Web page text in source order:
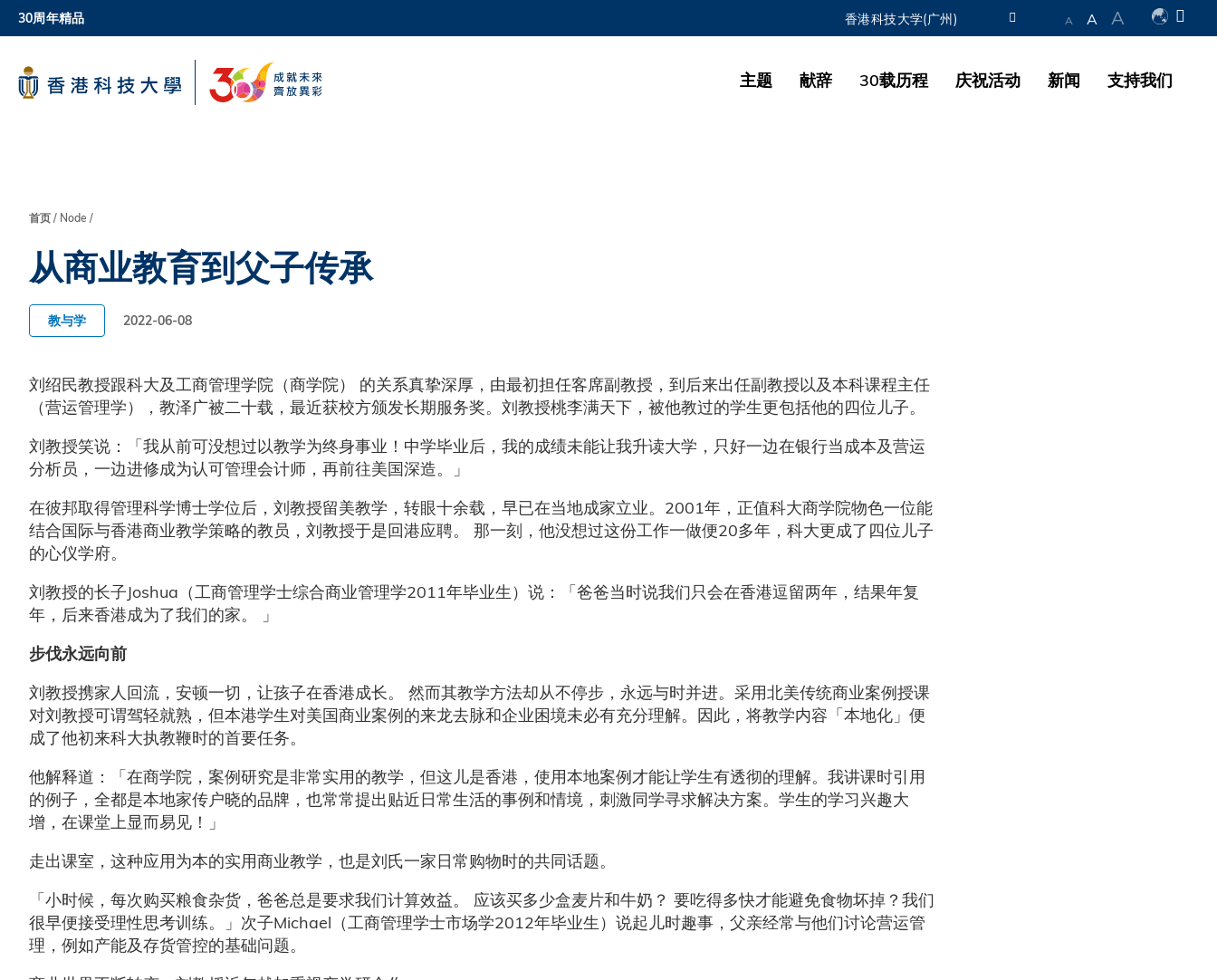
Skip
to
content
更多科大概览
科大新闻 生活@科大 图书馆
30周年精品 香港科技大学(广州) A A A
主题 献辞 30载历程 庆祝活动 新闻 支持我们
面
包
屑
首页 Node
从商业教育到父子传承
教与学 2022-06-08
刘绍民教授跟科大及工商管理学院（商学院） 的关系真挚深厚，由最初担任客席副教授，到后来出任副教授以及本科课程主任
（营运管理学），教泽广被二十载，最近获校方颁发长期服务奖。刘教授桃李满天下，被他教过的学生更包括他的四位儿子。
刘教授笑说：「我从前可没想过以教学为终身事业！中学毕业后，我的成绩未能让我升读大学，只好一边在银行当成本及营运
分析员，一边进修成为认可管理会计师，再前往美国深造。」
在彼邦取得管理科学博士学位后，刘教授留美教学，转眼十余载，早已在当地成家立业。2001年，正值科大商学院物色一位能
结合国际与香港商业教学策略的教员，刘教授于是回港应聘。 那一刻，他没想过这份工作一做便20多年，科大更成了四位儿子
的心仪学府。
刘教授的长子Joshua（工商管理学士综合商业管理学2011年毕业生）说：「爸爸当时说我们只会在香港逗留两年，结果年复
年，后来香港成为了我们的家。 」
步伐永远向前
刘教授携家人回流，安顿一切，让孩子在香港成长。 然而其教学方法却从不停步，永远与时并进。采用北美传统商业案例授课
对刘教授可谓驾轻就熟，但本港学生对美国商业案例的来龙去脉和企业困境未必有充分理解。因此，将教学内容「本地化」便
成了他初来科大执教鞭时的首要任务。
他解释道：「在商学院，案例研究是非常实用的教学，但这儿是香港，使用本地案例才能让学生有透彻的理解。我讲课时引用
的例子，全都是本地家传户晓的品牌，也常常提出贴近日常生活的事例和情境，刺激同学寻求解决方案。学生的学习兴趣大
增，在课堂上显而易见！」
走出课室，这种应用为本的实用商业教学，也是刘氏一家日常购物时的共同话题。
「小时候，每次购买粮食杂货，爸爸总是要求我们计算效益。 应该买多少盒麦片和牛奶？ 要吃得多快才能避免食物坏掉？我们
很早便接受理性思考训练。」次子Michael（工商管理学士市场学2012年毕业生）说起儿时趣事，父亲经常与他们讨论营运管
理，例如产能及存货管控的基础问题。